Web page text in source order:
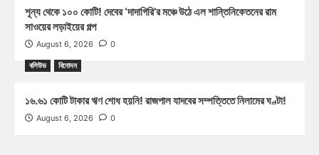
শূন্য থেকে ১০০ কোটি! দেবের ‘দাদাগিরি’র মঞ্চে উঠে এল শান্তিনিকেতনের রাম
সাওয়ের লড়াইয়ের গল্প
August 6, 2026 0
বলিউড বিনোদন
১৬.৬১ কোটি টাকার ঋণ শোধ হয়নি! রাজপাল যাদবের সম্পত্তিতে নিলামের ঘণ্টা!
August 6, 2026 0